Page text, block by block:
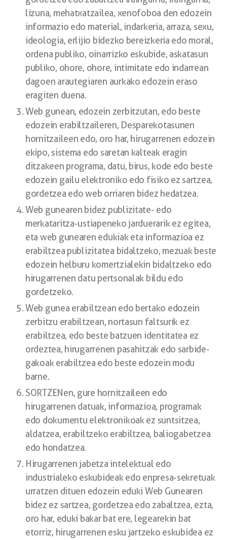
lizuna, mehatxatzailea, xenofoboa den edozein
informazio edo material, indarkeria, arraza, sexu,
ideologia, erlijio bidezko bereizkeria edo moral,
ordena publiko, oinarrizko eskubide, askatasun
publiko, ohore, ohore, intimitate edo indarrean
dagoen arautegiaren aurkako edozein eraso
eragiten duena.
Web gunean, edozein zerbitzutan, edo beste
edozein erabiltzaileren, Desparekotasunen
hornitzaileen edo, oro har, hirugarrenen edozein
ekipo, sistema edo saretan kalteak eragin
ditzakeen programa, datu, birus, kode edo beste
edozein gailu elektroniko edo fisiko ez sartzea,
gordetzea edo web orriaren bidez hedatzea.
Web gunearen bidez publizitate- edo
merkataritza-ustiapeneko jarduerarik ez egitea,
eta web gunearen edukiak eta informazioa ez
erabiltzea publizitatea bidaltzeko, mezuak beste
edozein helburu komertzialekin bidaltzeko edo
hirugarrenen datu pertsonalak bildu edo
gordetzeko.
Web gunea erabiltzean edo bertako edozein
zerbitzu erabiltzean, nortasun faltsurik ez
erabiltzea, edo beste batzuen identitatea ez
ordeztea, hirugarrenen pasahitzak edo sarbide-
gakoak erabiltzea edo beste edozein modu
barne.
SORTZENen, gure hornitzaileen edo
hirugarrenen datuak, informazioa, programak
edo dokumentu elektronikoak ez suntsitzea,
aldatzea, erabiltzeko erabiltzea, baliogabetzea
edo hondatzea.
Hirugarrenen jabetza intelektual edo
industrialeko eskubideak edo enpresa-sekretuak
urratzen dituen edozein eduki Web Gunearen
bidez ez sartzea, gordetzea edo zabaltzea, ezta,
oro har, eduki bakar bat ere, legearekin bat
etorriz, hirugarrenen esku jartzeko eskubidea ez